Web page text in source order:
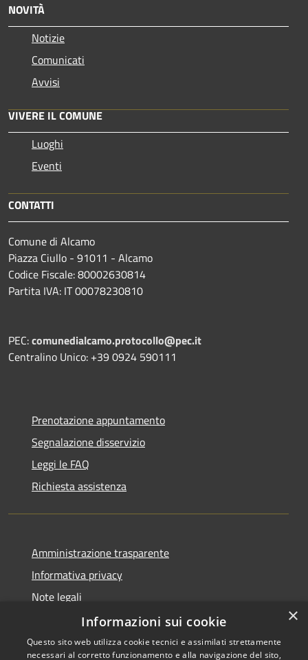
NOVITÀ
Notizie
Comunicati
Avvisi
VIVERE IL COMUNE
Luoghi
Eventi
CONTATTI
Comune di Alcamo
Piazza Ciullo - 91011 - Alcamo
Codice Fiscale: 80002630814
Partita IVA: IT 00078230810
PEC:comunedialcamo.protocollo@pec.it
Centralino Unico: +39 0924 590111
Prenotazione appuntamento
Segnalazione disservizio
Leggi le FAQ
Richiesta assistenza
Amministrazione trasparente
Informativa privacy
Note legali
Dichiarazione di accessibilità
×
Informazioni sui cookie
Questo sito web utilizza cookie tecnici e assimilati strettamente
necessari al corretto funzionamento e alla navigazione del sito,